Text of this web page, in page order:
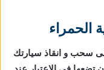
الحمراء
سحب و انقاذ سيارتك